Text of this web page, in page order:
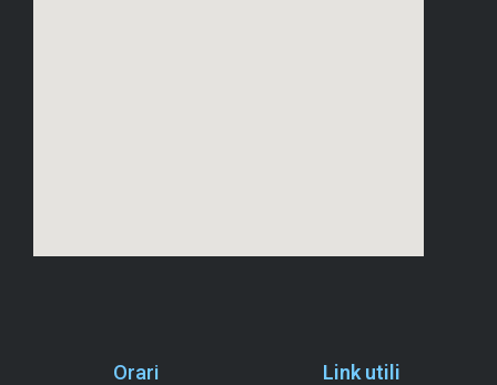
Orari Link utili